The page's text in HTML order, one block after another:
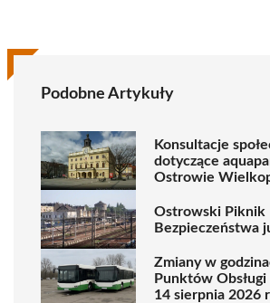
Podobne Artykuły
Konsultacje
dotyczące
Ostrowie
Ostrowski Piknik
Bezpieczeństwa
Zmiany w
Punktów
14 sierpnia 2026